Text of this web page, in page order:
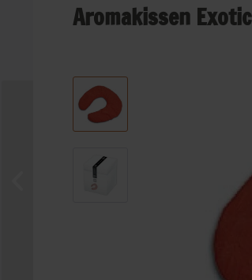
Aromakissen Exotic